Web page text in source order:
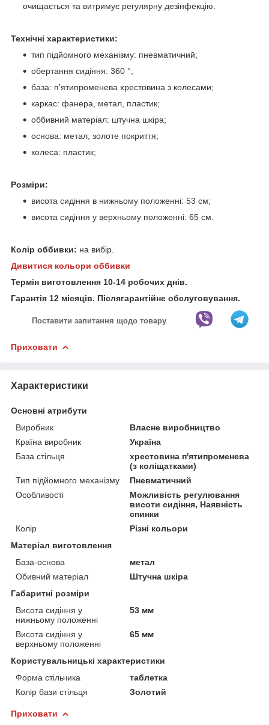
очищається та витримує регулярну дезінфекцію.
Технічні характеристики:
тип підйомного механізму: пневматичний;
обертання сидіння: 360 °;
база: п'ятипроменева хрестовина з колесами;
каркас: фанера, метал, пластик;
оббивний матеріал: штучна шкіра;
основа: метал, золоте покриття;
колеса: пластик;
Розміри:
висота сидіння в нижньому положенні: 53 см;
висота сидіння у верхньому положенні: 65 см.
Колір оббивки: на вибір.
Дивитися кольори оббивки
Термін виготовлення 10-14 робочих днів.
Гарантія 12 місяців. Післягарантійне обслуговування.
Поставити запитання щодо товару
Приховати
Характеристики
Основні атрибути
Виробник
Власне виробництво
Країна виробник
Україна
База стільця
хрестовина п'ятипроменева
(з коліщатками)
Тип підйомного механізму
Пневматичний
Особливості
Можливість регулювання
висоти сидіння, Наявність
спинки
Колір
Різні кольори
Матеріал виготовлення
База-основа
метал
Обивний матеріал
Штучна шкіра
Габаритні розміри
Висота сидіння у
нижньому положенні
53 мм
Висота сидіння у
верхньому положенні
65 мм
Користувальницькі характеристики
Форма стільчика
таблетка
Колір бази стільця
Золотий
Приховати